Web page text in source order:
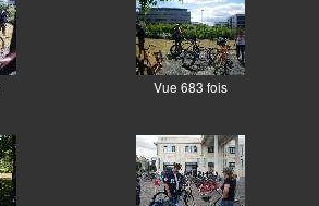
Vue 683 fois